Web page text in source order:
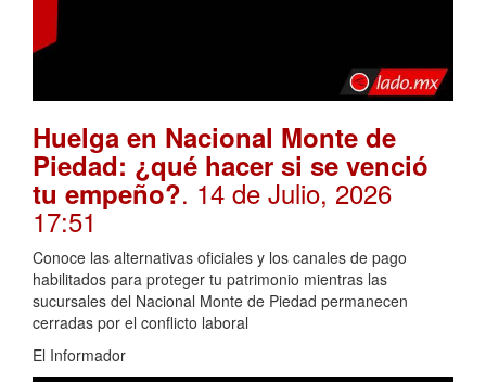
Huelga en Nacional Monte de
Piedad: ¿qué hacer si se venció
tu empeño?. 14 de Julio, 2026
17:51
Conoce las alternativas oficiales y los canales de pago
habilitados para proteger tu patrimonio mientras las
sucursales del Nacional Monte de Piedad permanecen
cerradas por el conflicto laboral
El Informador